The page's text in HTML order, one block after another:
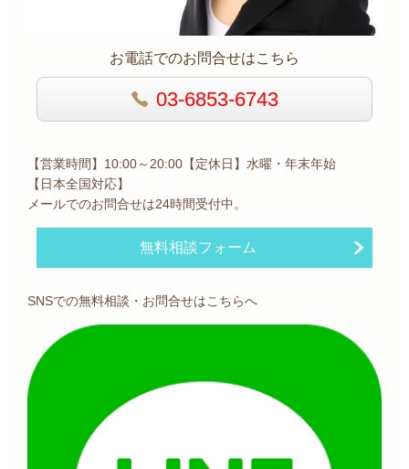
お電話でのお問合せはこちら
03-6853-6743
【営業時間】10:00～20:00【定休日】水曜・年末年始
【日本全国対応】
メールでのお問合せは24時間受付中。
無料相談フォーム
SNSでの無料相談・お問合せはこちらへ